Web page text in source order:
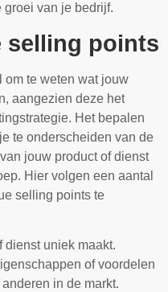
groei van je bedrijf.
selling points
om te weten wat jouw
aangezien deze het
Het bepalen
te onderscheiden van de
jouw product of dienst
Hier volgen een aantal
selling points te
dienst uniek maakt.
of voordelen
in de markt.